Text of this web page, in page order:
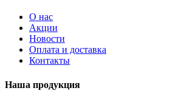
О нас
Акции
Новости
Оплата и доставка
Контакты
Наша продукция